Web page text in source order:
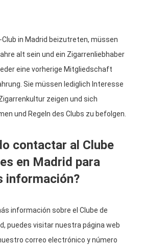
in Madrid beizutreten, müssen
alt sein und ein Zigarrenliebhaber
eine vorherige Mitgliedschaft
Sie müssen lediglich Interesse
zeigen und sich
und Regeln des Clubs zu befolgen.
contactar al Clube
en Madrid para
información?
información sobre el Clube de
puedes visitar nuestra página web
correo electrónico y número